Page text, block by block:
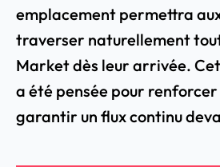
emplacement permettra
traverser naturellement
Market dès leur arrivée.
a été pensée pour
garantir un flux continu